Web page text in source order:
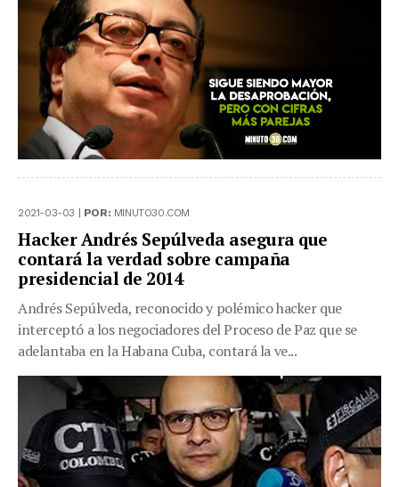
2021-03-03 | POR: MINUTO30.COM
Hacker Andrés Sepúlveda asegura que
contará la verdad sobre campaña
presidencial de 2014
Andrés Sepúlveda, reconocido y polémico hacker que
interceptó a los negociadores del Proceso de Paz que se
adelantaba en la Habana Cuba, contará la ve...